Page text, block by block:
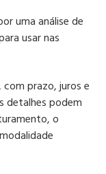
uma análise de
usar nas
prazo, juros e
detalhes podem
o